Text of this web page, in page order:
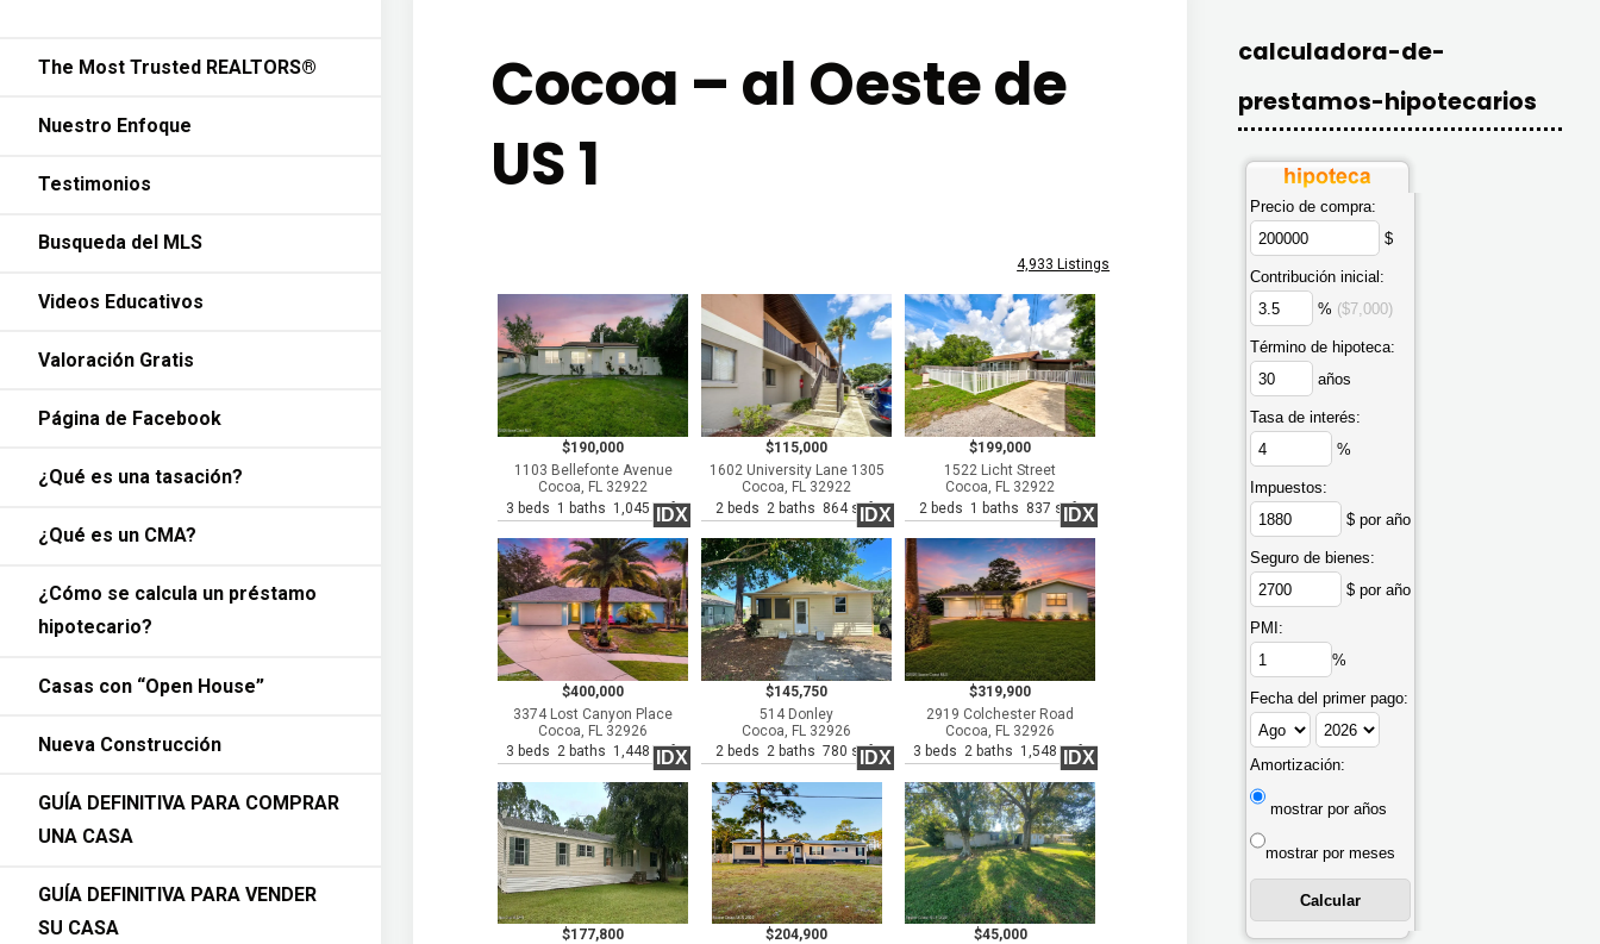
Cocoa – al Oeste de
US 1
4,933 Listings
$190,000
1103 Bellefonte Avenue
Cocoa, FL 32922
3 beds 1 baths 1,045 sqft
IDX
$115,000
1602 University Lane 1305
Cocoa, FL 32922
2 beds 2 baths 864 sqftIDX
$199,000
1522 Licht Street
Cocoa, FL 32922
2 beds 1 baths 837 sqftIDX
$400,000
3374 Lost Canyon Place
Cocoa, FL 32926
3 beds 2 baths 1,448 sqft
IDX
$145,750
514 Donley
Cocoa, FL 32926
2 beds 2 baths 780 sqftIDX
$319,900
2919 Colchester Road
Cocoa, FL 32926
3 beds 2 baths 1,548 sqft
IDX
$177,800
$204,900
$45,000
The Most Trusted REALTORS®
Nuestro Enfoque
Testimonios
Busqueda del MLS
Videos Educativos
Valoración Gratis
Página de Facebook
¿Qué es una tasación?
¿Qué es un CMA?
¿Cómo se calcula un préstamo
hipotecario?
Casas con “Open House”
Nueva Construcción
GUÍA DEFINITIVA PARA COMPRAR
UNA CASA
GUÍA DEFINITIVA PARA VENDER
SU CASA
calculadora-de-
prestamos-hipotecarios
Precio de compra:
$
Contribución inicial:
% ($7,000)
Término de hipoteca:
años
Tasa de interés:
%
Impuestos:
$ por año
Seguro de bienes:
$ por año
PMI:
%
Fecha del primer pago:
Amortización:
mostrar por años
mostrar por meses